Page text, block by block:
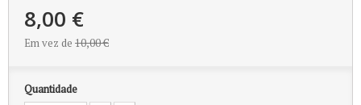
8,00 €
Em vez de 10,00 €
Quantidade